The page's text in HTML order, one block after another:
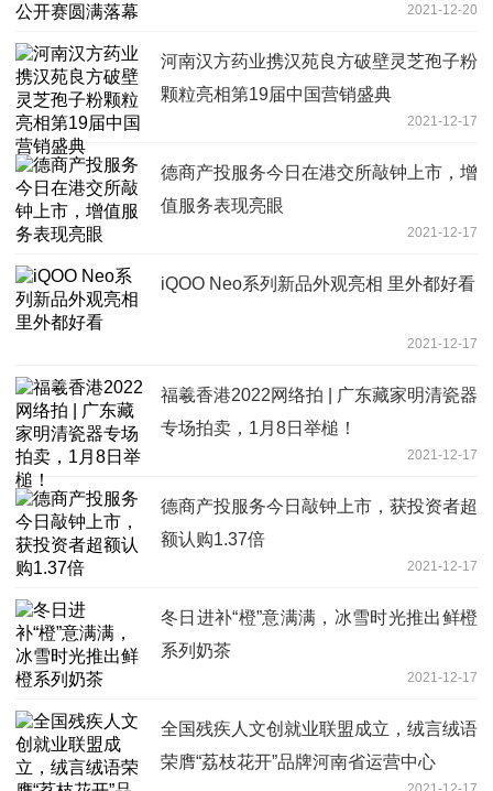
2021-12-20
河南汉方药业携汉苑良方破壁灵芝孢子粉
颗粒亮相第19届中国营销盛典
2021-12-17
德商产投服务今日在港交所敲钟上市，增
值服务表现亮眼
2021-12-17
iQOO Neo系列新品外观亮相 里外都好看
2021-12-17
福羲香港2022网络拍 | 广东藏家明清瓷器
专场拍卖，1月8日举槌！
2021-12-17
德商产投服务今日敲钟上市，获投资者超
额认购1.37倍
2021-12-17
冬日进补“橙”意满满，冰雪时光推出鲜橙
系列奶茶
2021-12-17
全国残疾人文创就业联盟成立，绒言绒语
荣膺“荔枝花开”品牌河南省运营中心